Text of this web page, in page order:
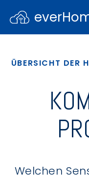
ÜBERSICHT DER
Welchen